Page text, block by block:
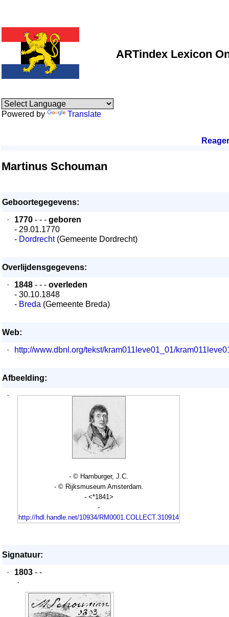
ARTindex Lexicon
Powered by Translate
Martinus Schouman
Geboortegegevens:
·
1770 - - - geboren
- 29.01.1770
- Dordrecht(Gemeente Dordrecht)
Overlijdensgegevens:
·
1848 - - - overleden
- 30.10.1848
- Breda (Gemeente Breda)
Web:
·
http://www.dbnl.org/tekst/kram011leve01_01/
Afbeelding:
·
- © Hamburger, J.C.
- © Rijksmuseum Amsterdam.
- <*1841>
-
http://hdl.handle.net/10934/RM0001.COLLECT.310914
Signatuur:
·
1803 - -
·